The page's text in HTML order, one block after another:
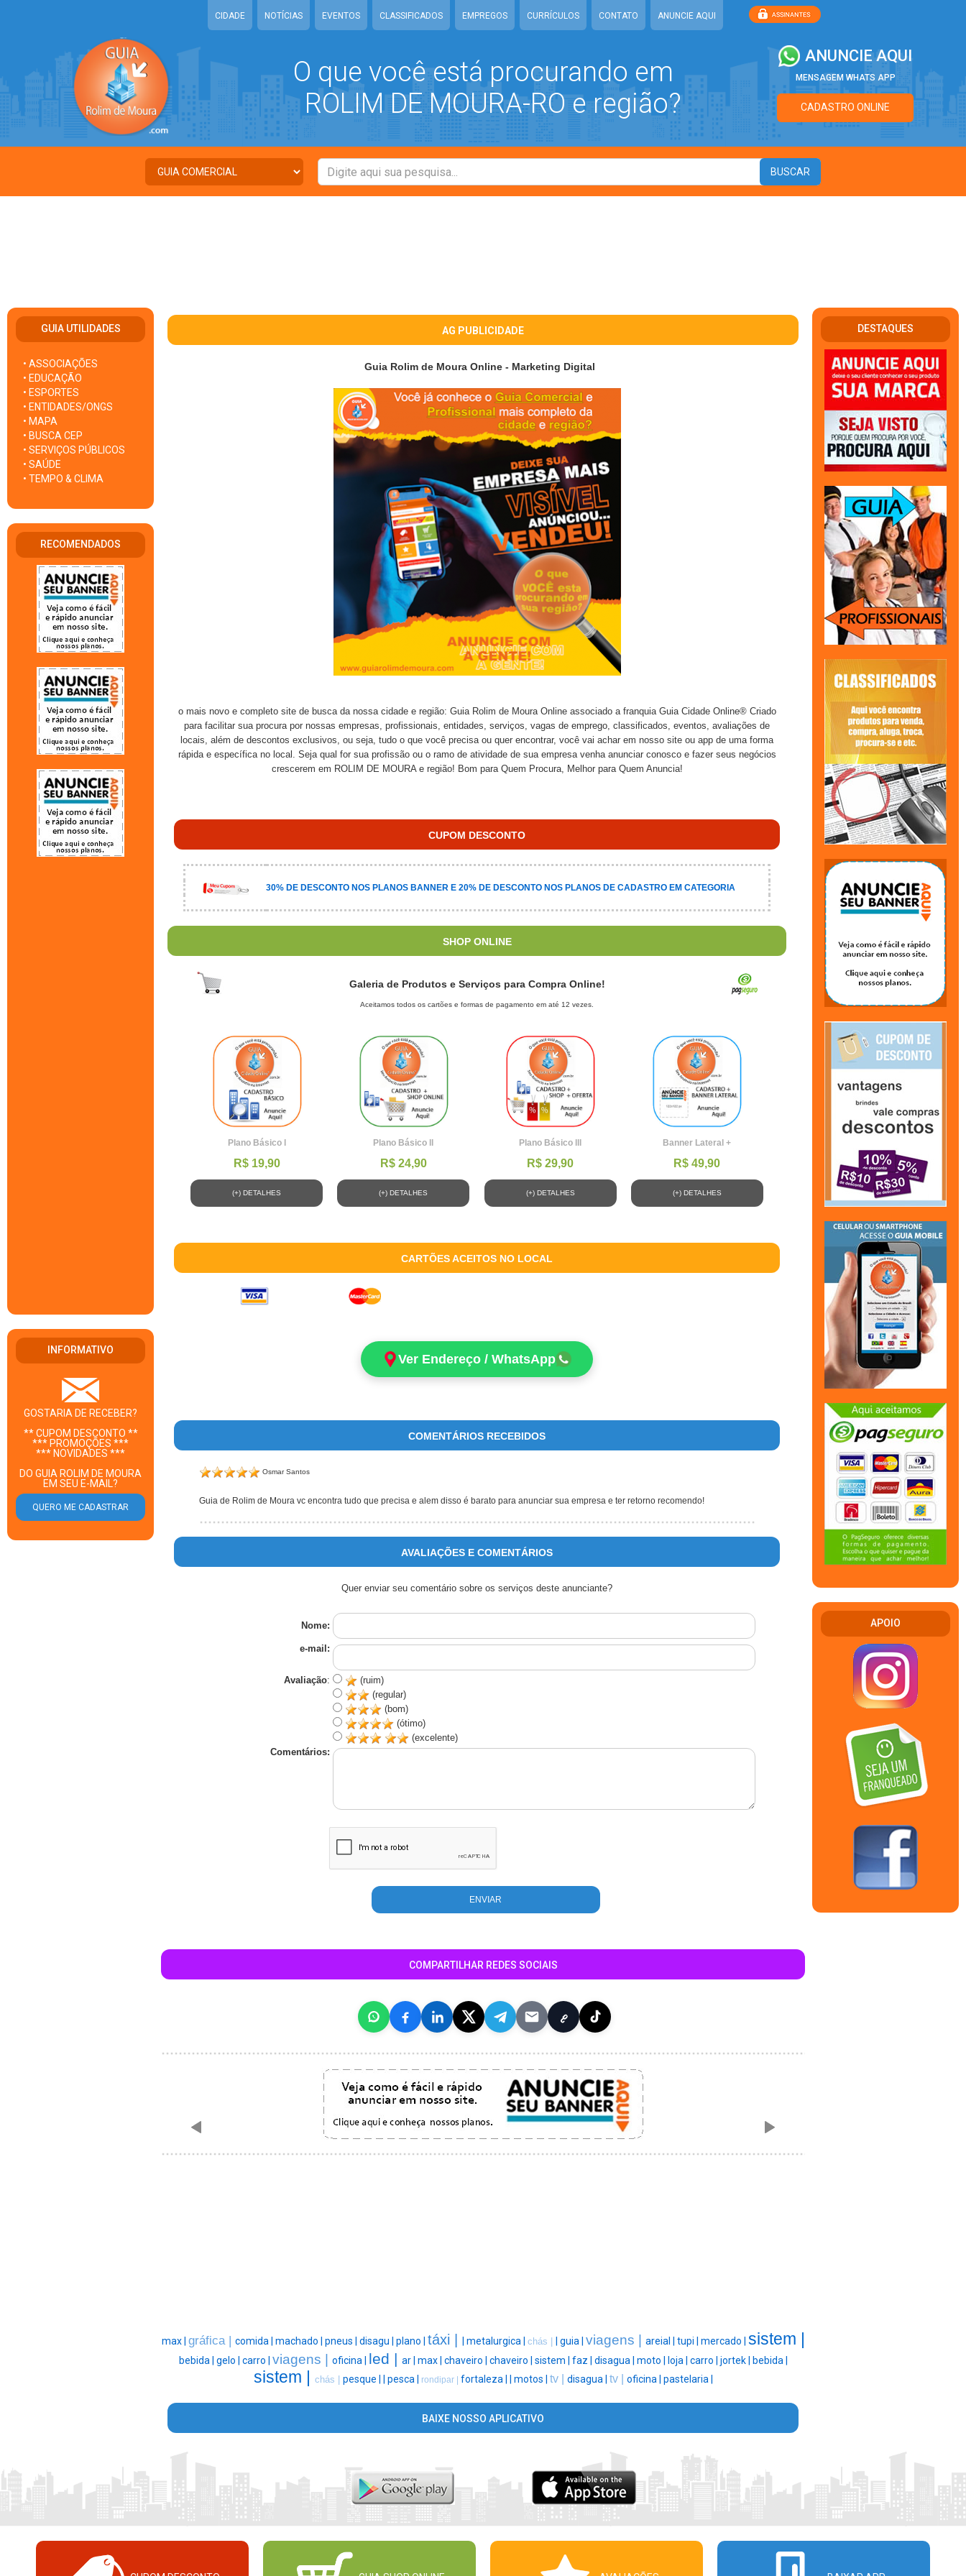
CIDADE NOTÍCIAS EVENTOS CLASSIFICADOS EMPREGOS CURRÍCULOS CONTATO ANUNCIE AQUI
O que você está procurando em
ROLIM DE MOURA-RO e região?
ANUNCIE AQUI
MENSAGEM WHATS APP
CADASTRO ONLINE
GUIA UTILIDADES
• ASSOCIAÇÕES
• EDUCAÇÃO
• ESPORTES
• ENTIDADES/ONGS
• MAPA
• BUSCA CEP
• SERVIÇOS PÚBLICOS
• SAÚDE
• TEMPO & CLIMA
RECOMENDADOS
INFORMATIVO
GOSTARIA DE RECEBER?
** CUPOM DESCONTO **
*** PROMOÇÕES ***
*** NOVIDADES ***
DO GUIA ROLIM DE MOURA
EM SEU E-MAIL?
AG PUBLICIDADE
Guia Rolim de Moura Online - Marketing Digital
o mais novo e completo site de busca da nossa cidade e região: Guia Rolim de Moura Online associado a franquia Guia Cidade Online® Criado
para facilitar sua procura por nossas empresas, profissionais, entidades, serviços, vagas de emprego, classificados, eventos, avaliações de
locais, além de descontos exclusivos, ou seja, tudo o que você precisa ou quer encontrar, você vai achar em nosso site ou app de uma forma
rápida e específica no local. Seja qual for sua profissão ou o ramo de atividade de sua empresa venha anunciar conosco e fazer seus negócios
crescerem em ROLIM DE MOURA e região! Bom para Quem Procura, Melhor para Quem Anuncia!
CUPOM DESCONTO
30% DE DESCONTO NOS PLANOS BANNER E 20% DE DESCONTO NOS PLANOS DE CADASTRO EM CATEGORIA
SHOP ONLINE
Galeria de Produtos e Serviços para Compra Online!
Aceitamos todos os cartões e formas de pagamento em até 12 vezes.
Plano Básico l
R$ 19,90
(+) DETALHES
Plano Básico ll
R$ 24,90
(+) DETALHES
Plano Básico lll
R$ 29,90
(+) DETALHES
Banner Lateral +
R$ 49,90
(+) DETALHES
CARTÕES ACEITOS NO LOCAL
Ver Endereço / WhatsApp
COMENTÁRIOS RECEBIDOS
Osmar Santos
Guia de Rolim de Moura vc encontra tudo que precisa e alem disso é barato para anunciar sua empresa e ter retorno recomendo!
AVALIAÇÕES E COMENTÁRIOS
Quer enviar seu comentário sobre os serviços deste anunciante?
Nome:
e-mail:
Avaliação:
(ruim)
(regular)
(bom)
(ótimo)
(excelente)
Comentários:
COMPARTILHAR REDES SOCIAIS
max | gráfica | comida | machado | pneus | disagu | plano | táxi | metalurgica | chás | guia | viagens | areial | tupi | mercado | sistem |
bebida | gelo | carro | viagens | oficina | led | ar | max | chaveiro | chaveiro | sistem | faz | disagua | moto | loja | carro | jortek | bebida |
sistem | chás | pesque | pesca | rondipar | fortaleza | motos | tv | disagua | tv | oficina | pastelaria |
BAIXE NOSSO APLICATIVO
DESTAQUES
APOIO